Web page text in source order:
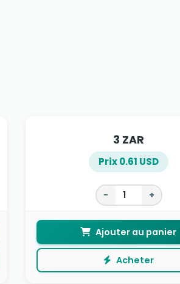
3 ZAR
Prix 0.61 USD
− +
Ajouter au panier
Acheter